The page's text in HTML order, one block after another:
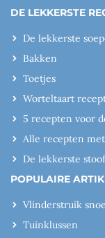
DE LEKKERSTE
De lekkerste
Bakken
Toetjes
Worteltaart
5 recepten voor
Alle recepten
De lekkerste
POPULAIRE
Vlinderstruik
Tuinklussen